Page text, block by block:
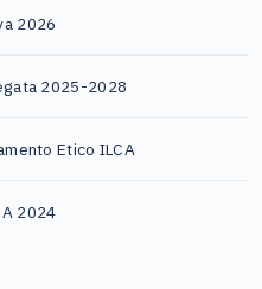
2026
2025-2028
Etico ILCA
2024